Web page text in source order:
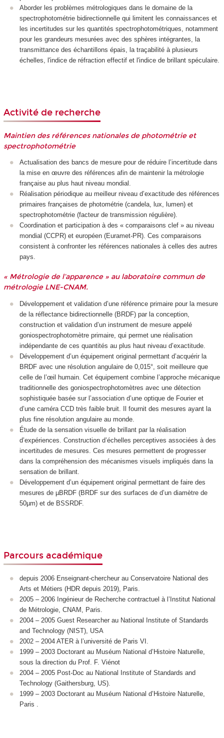
Aborder les problèmes métrologiques dans le domaine de la
spectrophotométrie bidirectionnelle qui limitent les connaissances et
les incertitudes sur les quantités spectrophotométriques, notamment
pour les grandeurs mesurées avec des sphères intégrantes, la
transmittance des échantillons épais, la traçabilité à plusieurs
échelles, l'indice de réfraction effectif et l'indice de brillant spéculaire.
Activité de recherche
Maintien des références nationales de photométrie et
spectrophotométrie
Actualisation des bancs de mesure pour de réduire l’incertitude dans
la mise en œuvre des références afin de maintenir la métrologie
française au plus haut niveau mondial.
Réalisation périodique au meilleur niveau d’exactitude des références
primaires françaises de photométrie (candela, lux, lumen) et
spectrophotométrie (facteur de transmission régulière).
Coordination et participation à des « comparaisons clef » au niveau
mondial (CCPR) et européen (Euramet-PR). Ces comparaisons
consistent à confronter les références nationales à celles des autres
pays.
« Métrologie de l’apparence » au laboratoire commun de
métrologie LNE-CNAM.
Développement et validation d’une référence primaire pour la mesure
de la réflectance bidirectionnelle (BRDF) par la conception,
construction et validation d’un instrument de mesure appelé
goniospectrophotomètre primaire, qui permet une réalisation
indépendante de ces quantités au plus haut niveau d’exactitude.
Développement d’un équipement original permettant d’acquérir la
BRDF avec une résolution angulaire de 0,015°, soit meilleure que
celle de l’œil humain. Cet équipement combine l’approche mécanique
traditionnelle des goniospectrophotomètres avec une détection
sophistiquée basée sur l’association d’une optique de Fourier et
d’une caméra CCD très faible bruit. Il fournit des mesures ayant la
plus fine résolution angulaire au monde.
Étude de la sensation visuelle de brillant par la réalisation
d’expériences. Construction d’échelles perceptives associées à des
incertitudes de mesures. Ces mesures permettent de progresser
dans la compréhension des mécanismes visuels impliqués dans la
sensation de brillant.
Développement d’un équipement original permettant de faire des
mesures de µBRDF (BRDF sur des surfaces de d’un diamètre de
50µm) et de BSSRDF.
Parcours académique
depuis 2006 Enseignant-chercheur au Conservatoire National des
Arts et Métiers (HDR depuis 2019), Paris.
2005 – 2006 Ingénieur de Recherche contractuel à l’Institut National
de Métrologie, CNAM, Paris.
2004 – 2005 Guest Researcher au National Institute of Standards
and Technology (NIST), USA
2002 – 2004 ATER à l’université de Paris VI.
1999 – 2003 Doctorant au Muséum National d’Histoire Naturelle,
sous la direction du Prof. F. Viénot
2004 – 2005 Post-Doc au National Institute of Standards and
Technology (Gaithersburg, US).
1999 – 2003 Doctorant au Muséum National d’Histoire Naturelle,
Paris .